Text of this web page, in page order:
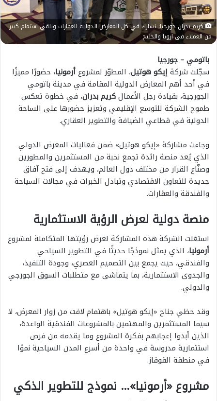
كريم بدران جورجيا: نشارك في كل المعارض الدولية للعقارات ونلقي اهتمام كبير
من العملاء في اروبا والخليج
باتومي – جورجيا
سجّلت شركة إيكو هوتيل، المطوّر لمشروعأرمونيا، حضورًا مميزًا
في أحد أهم المعارض الدولية المقامة في مدينة باتومي
الجورجية، بقيادة رجل الأعمالكريم بدران، في خطوة تعكس
طموح الشركة للتوسع الإقليمي وتعزيز حضورها على الساحة
الدولية في قطاعي الضيافة والتطوير العقاري.
وجاءت مشاركة «إيكو هوتيل» ضمن فعاليات المعرض الدولي
الذي يُعد منصة رائدة تجمع نخبة من المستثمرين والمطورين
وصنّاع القرار من مختلف دول العالم، ويهدف إلى فتح آفاق
جديدة للتعاون الاقتصادي وتبادل الخبرات في مجالات السياحة
والفندقة والعقارات.
منصة دولية لعرض الرؤية الاستثمارية
استغلت الشركة هذه المشاركة لعرض رؤيتها المتكاملة لمشروع
أرمونيا، الذي يمثل نموذجًا حديثًا في التطوير السياحي
والفندقي، حيث يجمع بين التصميم العصري، وجودة التنفيذ،
والجدوى الاستثمارية، بما يتماشى مع متطلبات السوق الجورجي
والدولي.
وقد حظي جناح «إيكو هوتيل» باهتمام لافت من زوار المعرض، لا
سيما المستثمرين والمهتمين بالمشروعات الفندقية الواعدة،
الذين أبدوا إعجابهم بفكرة المشروع وما يقدمه من فرص
استثمارية مدروسة في واحدة من أسرع المدن السياحية نموًا
في منطقة القوقاز.
مشروع «أرمونيا»… نموذج للتطوير الذكي